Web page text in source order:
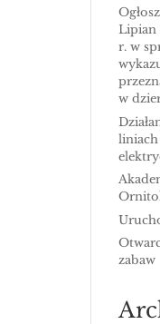
Lipian
r. w
w
zabaw